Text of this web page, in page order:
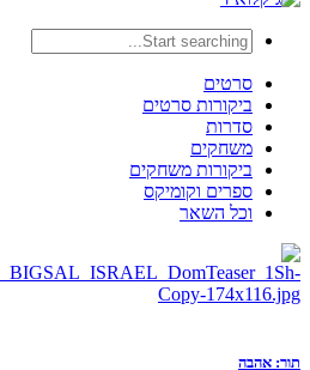
סרטים
ביקורות סרטים
סדרות
משחקים
ביקורות משחקים
ספרים וקומיקס
וכל השאר
תור: אהבה